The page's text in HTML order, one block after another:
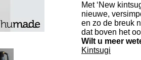
Met ‘New
nieuwe,
en zo de breuk
dat boven het
Wilt u meer
Kintsugi